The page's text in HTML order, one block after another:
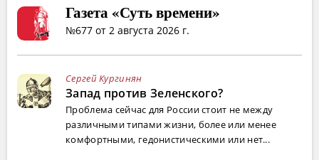
Газета «Суть времени»
№677 от 2 августа 2026 г.
Сергей Кургинян
Запад против Зеленского?
Проблема сейчас для России стоит не между
различными типами жизни, более или менее
комфортными, гедонистическими или нет...